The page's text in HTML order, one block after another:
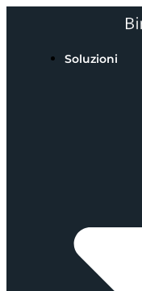
Soluzioni